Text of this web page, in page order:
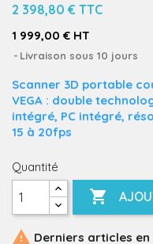
2 398,80 € TTC
1 999,00 € HT
Livraison sous 10 jours
Scanner 3D portable
VEGA : double
intégré, PC intégré,
15 à 20fps
Quantité

 Derniers articles